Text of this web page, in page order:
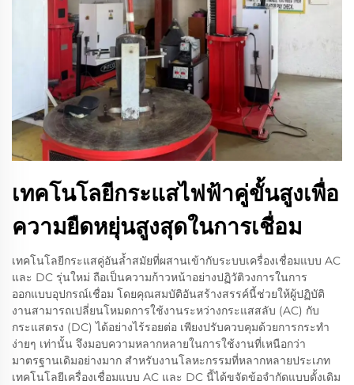
เทคโนโลยีกระแสไฟฟ้าคู่ขั้นสูงเพื่อ
ความยืดหยุ่นสูงสุดในการเชื่อม
เทคโนโลยีกระแสคู่อันล้ำสมัยที่ผสานเข้ากับระบบเครื่องเชื่อมแบบ AC
และ DC รุ่นใหม่ ถือเป็นความก้าวหน้าอย่างปฏิวัติวงการในการ
ออกแบบอุปกรณ์เชื่อม โดยคุณสมบัติอันสร้างสรรค์นี้ช่วยให้ผู้ปฏิบัติ
งานสามารถเปลี่ยนโหมดการใช้งานระหว่างกระแสสลับ (AC) กับ
กระแสตรง (DC) ได้อย่างไร้รอยต่อ เพียงปรับควบคุมด้วยการกระทำ
ง่ายๆ เท่านั้น จึงมอบความหลากหลายในการใช้งานที่เหนือกว่า
มาตรฐานเดิมอย่างมาก สำหรับงานโลหะกรรมที่หลากหลายประเภท
เทคโนโลยีเครื่องเชื่อมแบบ AC และ DC นี้ได้ขจัดข้อจำกัดแบบดั้งเดิม